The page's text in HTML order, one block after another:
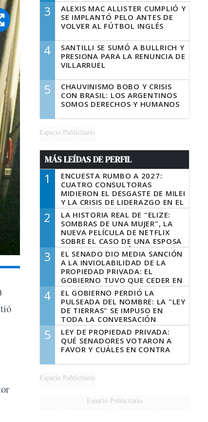
3
ALEXIS MAC ALLISTER CUMPLIÓ Y
SE IMPLANTÓ PELO ANTES DE
VOLVER AL FÚTBOL INGLÉS
4
SANTILLI SE SUMÓ A BULLRICH Y
PRESIONA PARA LA RENUNCIA DE
VILLARRUEL
5
CHAUVINISMO BOBO Y CRISIS
CON BRASIL: LOS ARGENTINOS
SOMOS DERECHOS Y HUMANOS
Espacio Publicitario
MÁS LEÍDAS DE PERFIL
1
ENCUESTA RUMBO A 2027:
CUATRO CONSULTORAS
MIDIERON EL DESGASTE DE MILEI
Y LA CRISIS DE LIDERAZGO EN EL
PERONISMO
2
LA HISTORIA REAL DE "ELIZE:
SOMBRAS DE UNA MUJER", LA
NUEVA PELÍCULA DE NETFLIX
SOBRE EL CASO DE UNA ESPOSA
QUE DESCUARTIZÓ A SU
MARIDO
3
EL SENADO DIO MEDIA SANCIÓN
A LA INVIOLABILIDAD DE LA
PROPIEDAD PRIVADA: EL
GOBIERNO TUVO QUE CEDER EN
LA LEY DEL MANEJO DEL FUEGO
4
EL GOBIERNO PERDIÓ LA
PULSEADA DEL NOMBRE: LA "LEY
DE TIERRAS" SE IMPUSO EN
TODA LA CONVERSACIÓN
DIGITAL
5
LEY DE PROPIEDAD PRIVADA:
QUÉ SENADORES VOTARON A
FAVOR Y CUÁLES EN CONTRA
Espacio Publicitario
Espacio Publicitario